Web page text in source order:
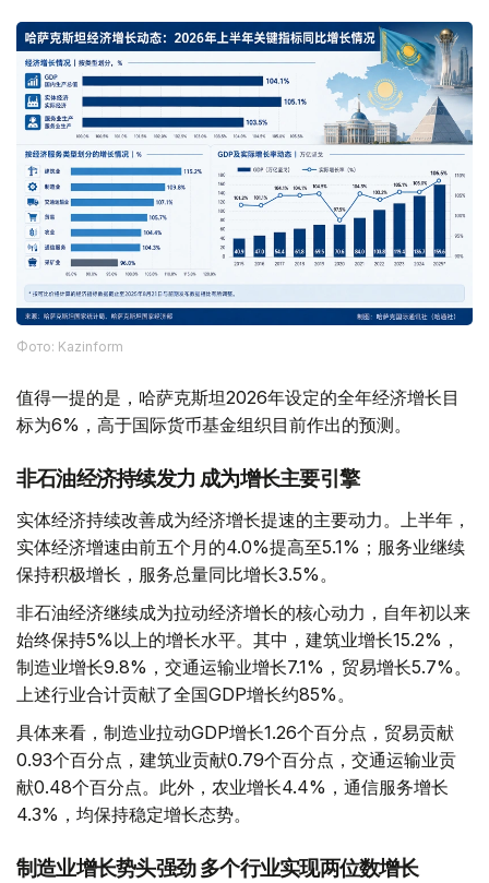
Фото: Kazinform
值得一提的是，哈萨克斯坦2026年设定的全年经济增长目
标为6%，高于国际货币基金组织目前作出的预测。
非石油经济持续发力 成为增长主要引擎
实体经济持续改善成为经济增长提速的主要动力。上半年，
实体经济增速由前五个月的4.0%提高至5.1%；服务业继续
保持积极增长，服务总量同比增长3.5%。
非石油经济继续成为拉动经济增长的核心动力，自年初以来
始终保持5%以上的增长水平。其中，建筑业增长15.2%，
制造业增长9.8%，交通运输业增长7.1%，贸易增长5.7%。
上述行业合计贡献了全国GDP增长约85%。
具体来看，制造业拉动GDP增长1.26个百分点，贸易贡献
0.93个百分点，建筑业贡献0.79个百分点，交通运输业贡
献0.48个百分点。此外，农业增长4.4%，通信服务增长
4.3%，均保持稳定增长态势。
制造业增长势头强劲 多个行业实现两位数增长